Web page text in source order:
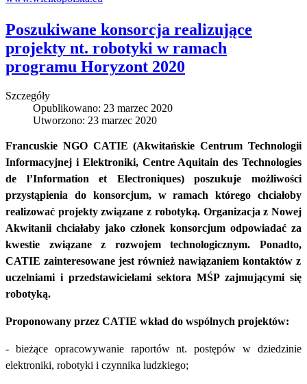
Poszukiwane konsorcja realizujące
projekty nt. robotyki w ramach
programu Horyzont 2020
Szczegóły
Opublikowano: 23 marzec 2020
Utworzono: 23 marzec 2020
Francuskie NGO CATIE (Akwitańskie Centrum Technologii
Informacyjnej i Elektroniki, Centre Aquitain des Technologies
de l’Information et Electroniques) poszukuje możliwości
przystąpienia do konsorcjum, w ramach którego chciałoby
realizować projekty związane z robotyką. Organizacja z Nowej
Akwitanii chciałaby jako członek konsorcjum odpowiadać za
kwestie związane z rozwojem technologicznym. Ponadto,
CATIE zainteresowane jest również nawiązaniem kontaktów z
uczelniami i przedstawicielami sektora MŚP zajmującymi się
robotyką.
Proponowany przez CATIE wkład do wspólnych projektów:
- bieżące opracowywanie raportów nt. postępów w dziedzinie
elektroniki, robotyki i czynnika ludzkiego;